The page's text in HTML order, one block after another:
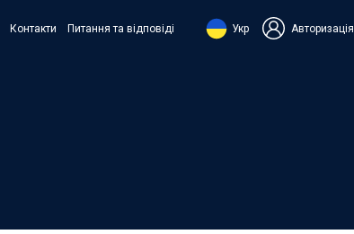
Контакти Питання та відповіді Укр Авторизація